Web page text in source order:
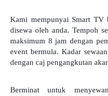
Kami mempunyai Smart
disewa oleh anda. Tempoh
maksimum 8 jam dengan
event bermula. Kadar
dengan caj pengangkutan
Berminat untuk